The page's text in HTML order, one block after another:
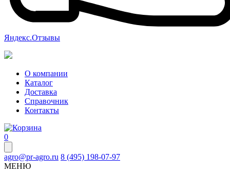
Яндекс.Отзывы
О компании
Каталог
Доставка
Справочник
Контакты
0
agro@pr-agro.ru 8 (495) 198-07-97
МЕНЮ